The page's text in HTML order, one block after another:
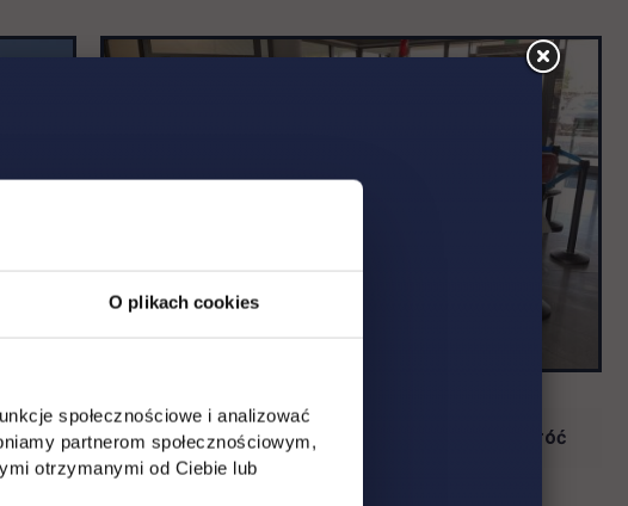
O plikach cookies
społecznościowe i analizować
partnerom społecznościowym,
otrzymanymi od Ciebie lub
Wróć